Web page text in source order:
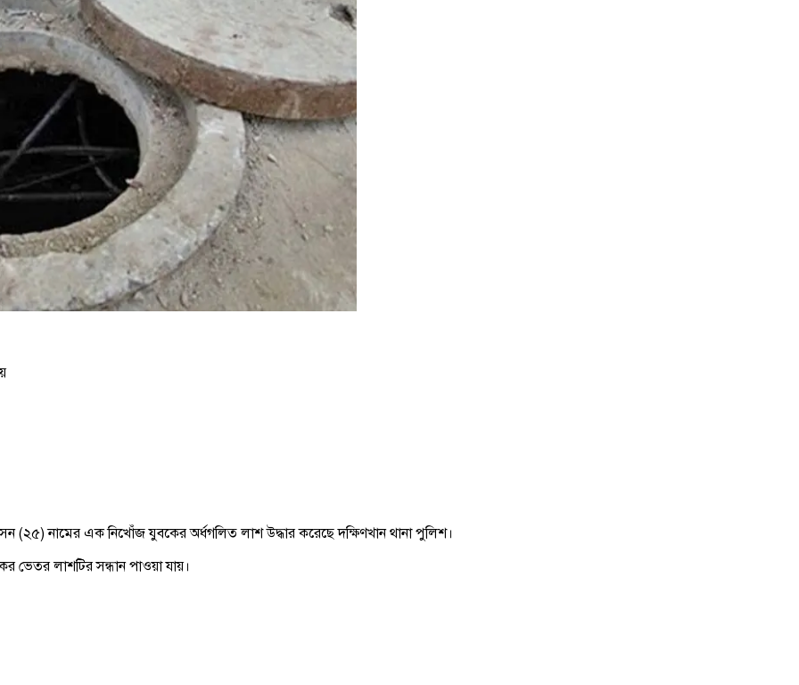
নামের এক নিখোঁজ যুবকের অর্ধগলিত লাশ উদ্ধার করেছে দক্ষিণখান থানা পুলিশ।
ভেতর লাশটির সন্ধান পাওয়া যায়।